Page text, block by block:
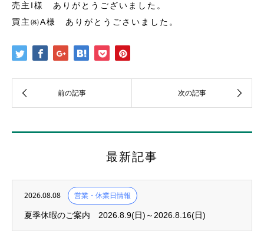
売主I様 ありがとうございました。
買主㈱A様 ありがとうごさいました。
最新記事
2026.08.08 営業・休業日情報
夏季休暇のご案内 2026.8.9(日)～2026.8.16(日)